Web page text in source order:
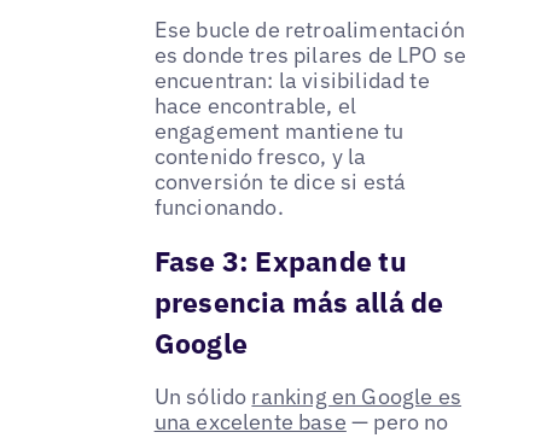
Ese bucle de retroalimentación
es donde tres pilares de LPO se
encuentran: la visibilidad te
hace encontrable, el
engagement mantiene tu
contenido fresco, y la
conversión te dice si está
funcionando.
Fase 3: Expande tu
presencia más allá de
Google
Un sólido ranking en Google es
una excelente base — pero no